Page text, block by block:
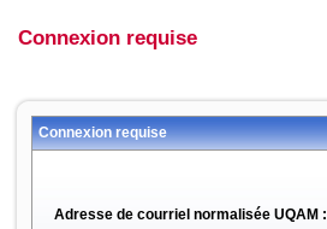
Connexion requise
Connexion requise
Adresse de courriel normalisée UQAM :